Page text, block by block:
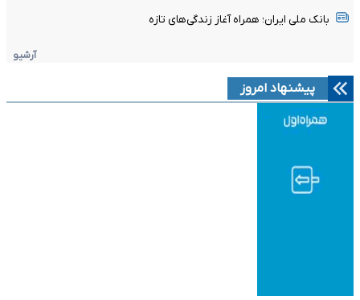
بانک ملی ایران؛ همراه آغاز زندگی‌های تازه
آرشیو
پیشنهاد امروز